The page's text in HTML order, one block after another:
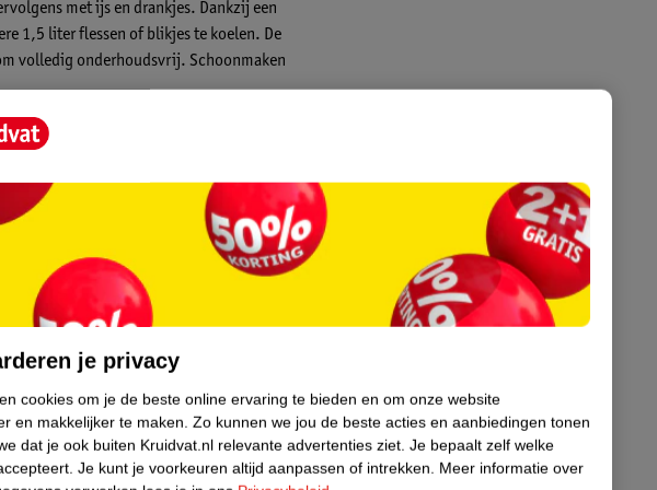
met ijs en drankjes. Dankzij een
1,5 liter flessen of blikjes te koelen. De
volledig onderhoudsvrij. Schoonmaken
en andere gelegenheden buiten
je privacy
cookies om je de beste online ervaring te bieden en om onze website
en makkelijker te maken. Zo kunnen we jou de beste acties en aanbiedingen tonen
dat je ook buiten Kruidvat.nl relevante advertenties ziet. Je bepaalt zelf welke
Je kunt je voorkeuren altijd aanpassen of intrekken. Meer informatie over